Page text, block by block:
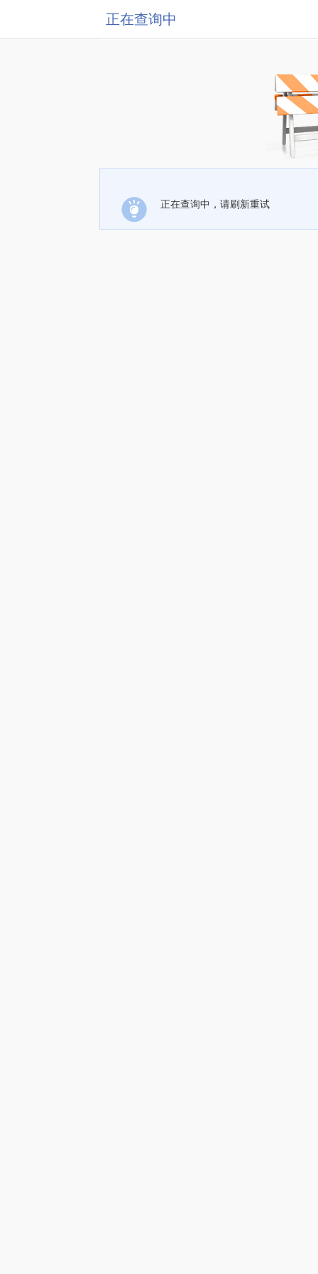
正在查询中
正在查询中，请刷新重试